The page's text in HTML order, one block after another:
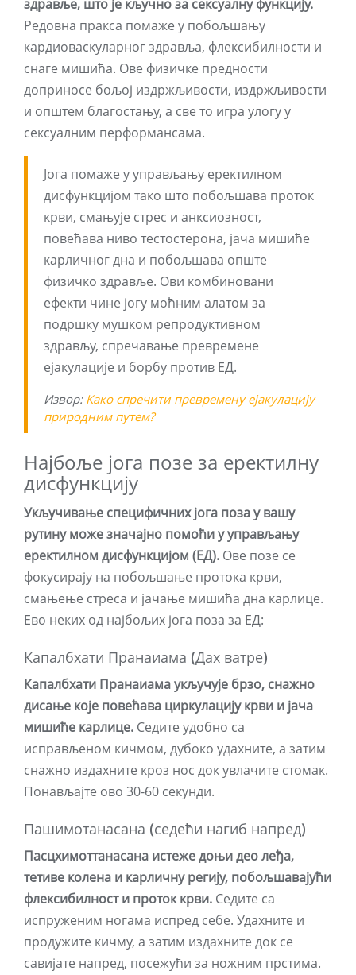
здравље, што је кључно за сексуалну функцију.
Редовна пракса помаже у побољшању
кардиоваскуларног здравља, флексибилности и
снаге мишића. Ове физичке предности
доприносе бољој издржљивости, издржљивости
и општем благостању, а све то игра улогу у
сексуалним перформансама.
Јога помаже у управљању еректилном
дисфункцијом тако што побољшава проток
крви, смањује стрес и анксиозност,
повећава ниво тестостерона, јача мишиће
карличног дна и побољшава опште
физичко здравље. Ови комбиновани
ефекти чине јогу моћним алатом за
подршку мушком репродуктивном
здрављу, спречавање превремене
ејакулације и борбу против ЕД.
Извор: Како спречити превремену ејакулацију
природним путем?
Најбоље јога позе за еректилну
дисфункцију
Укључивање специфичних јога поза у вашу
рутину може значајно помоћи у управљању
еректилном дисфункцијом (ЕД). Ове позе се
фокусирају на побољшање протока крви,
смањење стреса и јачање мишића дна карлице.
Ево неких од најбољих јога поза за ЕД:
Капалбхати Пранаиама (Дах ватре)
Капалбхати Пранаиама укључује брзо, снажно
дисање које повећава циркулацију крви и јача
мишиће карлице. Седите удобно са
исправљеном кичмом, дубоко удахните, а затим
снажно издахните кроз нос док увлачите стомак.
Понављајте ово 30-60 секунди.
Пашимотанасана (седећи нагиб напред)
Пасцхимоттанасана истеже доњи део леђа,
тетиве колена и карличну регију, побољшавајући
флексибилност и проток крви. Седите са
испруженим ногама испред себе. Удахните и
продужите кичму, а затим издахните док се
савијате напред, посежући за ножним прстима.